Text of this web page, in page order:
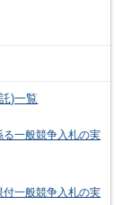
)一覧
一般競争入札の実
一般競争入札の実